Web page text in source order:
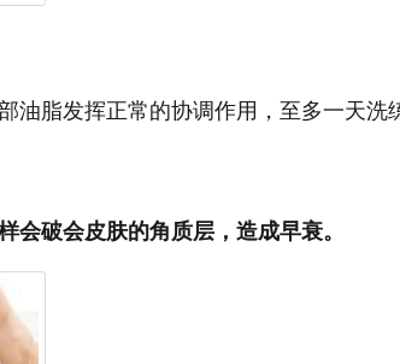
油脂发挥正常的协调作用，至多一天洗
破会皮肤的角质层，造成早衰。